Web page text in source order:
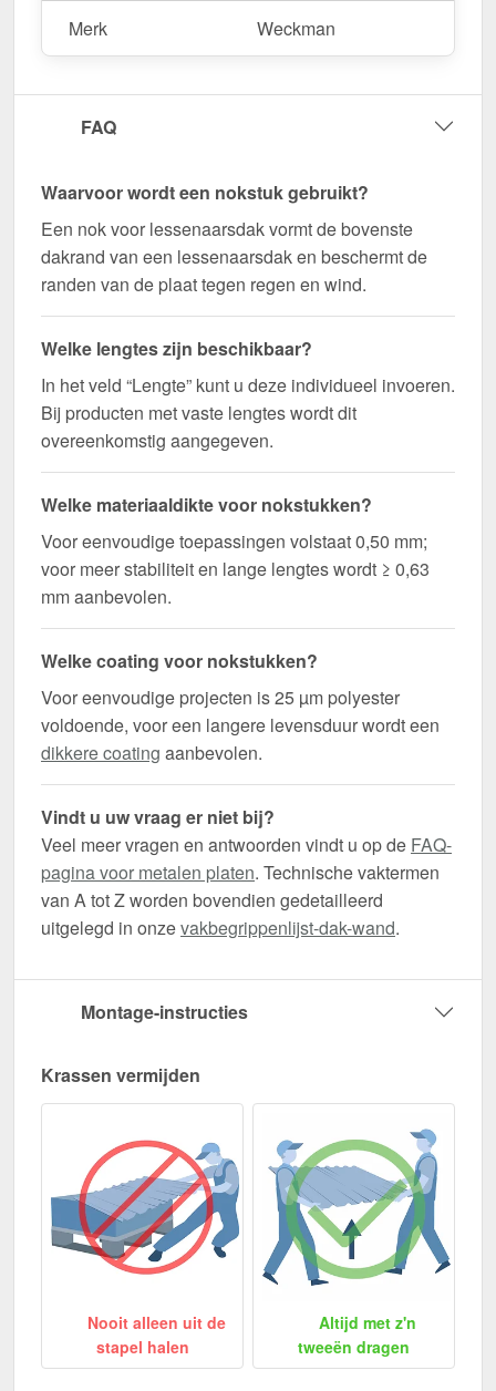
Bestel nu Nok lessenaarsdak | 20 x 25 cm | 80°
bestellen – Op maat gemaakt voor uw project &
nu en profiteer van een snelle levering!
Wegens maatwerk / customisatie van herroepingsrecht uitgezonderd
Merk Weckman
FAQ
Waarvoor wordt een nokstuk gebruikt?
Een nok voor lessenaarsdak vormt de bovenste
dakrand van een lessenaarsdak en beschermt de
randen van de plaat tegen regen en wind.
Welke lengtes zijn beschikbaar?
In het veld “Lengte” kunt u deze individueel invoeren.
Bij producten met vaste lengtes wordt dit
overeenkomstig aangegeven.
Welke materiaaldikte voor nokstukken?
Voor eenvoudige toepassingen volstaat 0,50 mm;
voor meer stabiliteit en lange lengtes wordt ≥ 0,63
mm aanbevolen.
Welke coating voor nokstukken?
Voor eenvoudige projecten is 25 µm polyester
voldoende, voor een langere levensduur wordt een
dikkere coating aanbevolen.
Vindt u uw vraag er niet bij?
Veel meer vragen en antwoorden vindt u op de FAQ-
pagina voor metalen platen. Technische vaktermen
van A tot Z worden bovendien gedetailleerd
uitgelegd in onzevakbegrippenlijst-dak-wand.
Montage-instructies
Krassen vermijden
Nooit alleen uit de
stapel halen
Altijd met z'n
tweeën dragen